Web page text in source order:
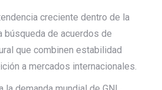
creciente dentro de la
búsqueda de acuerdos de
que combinen estabilidad
a mercados internacionales.